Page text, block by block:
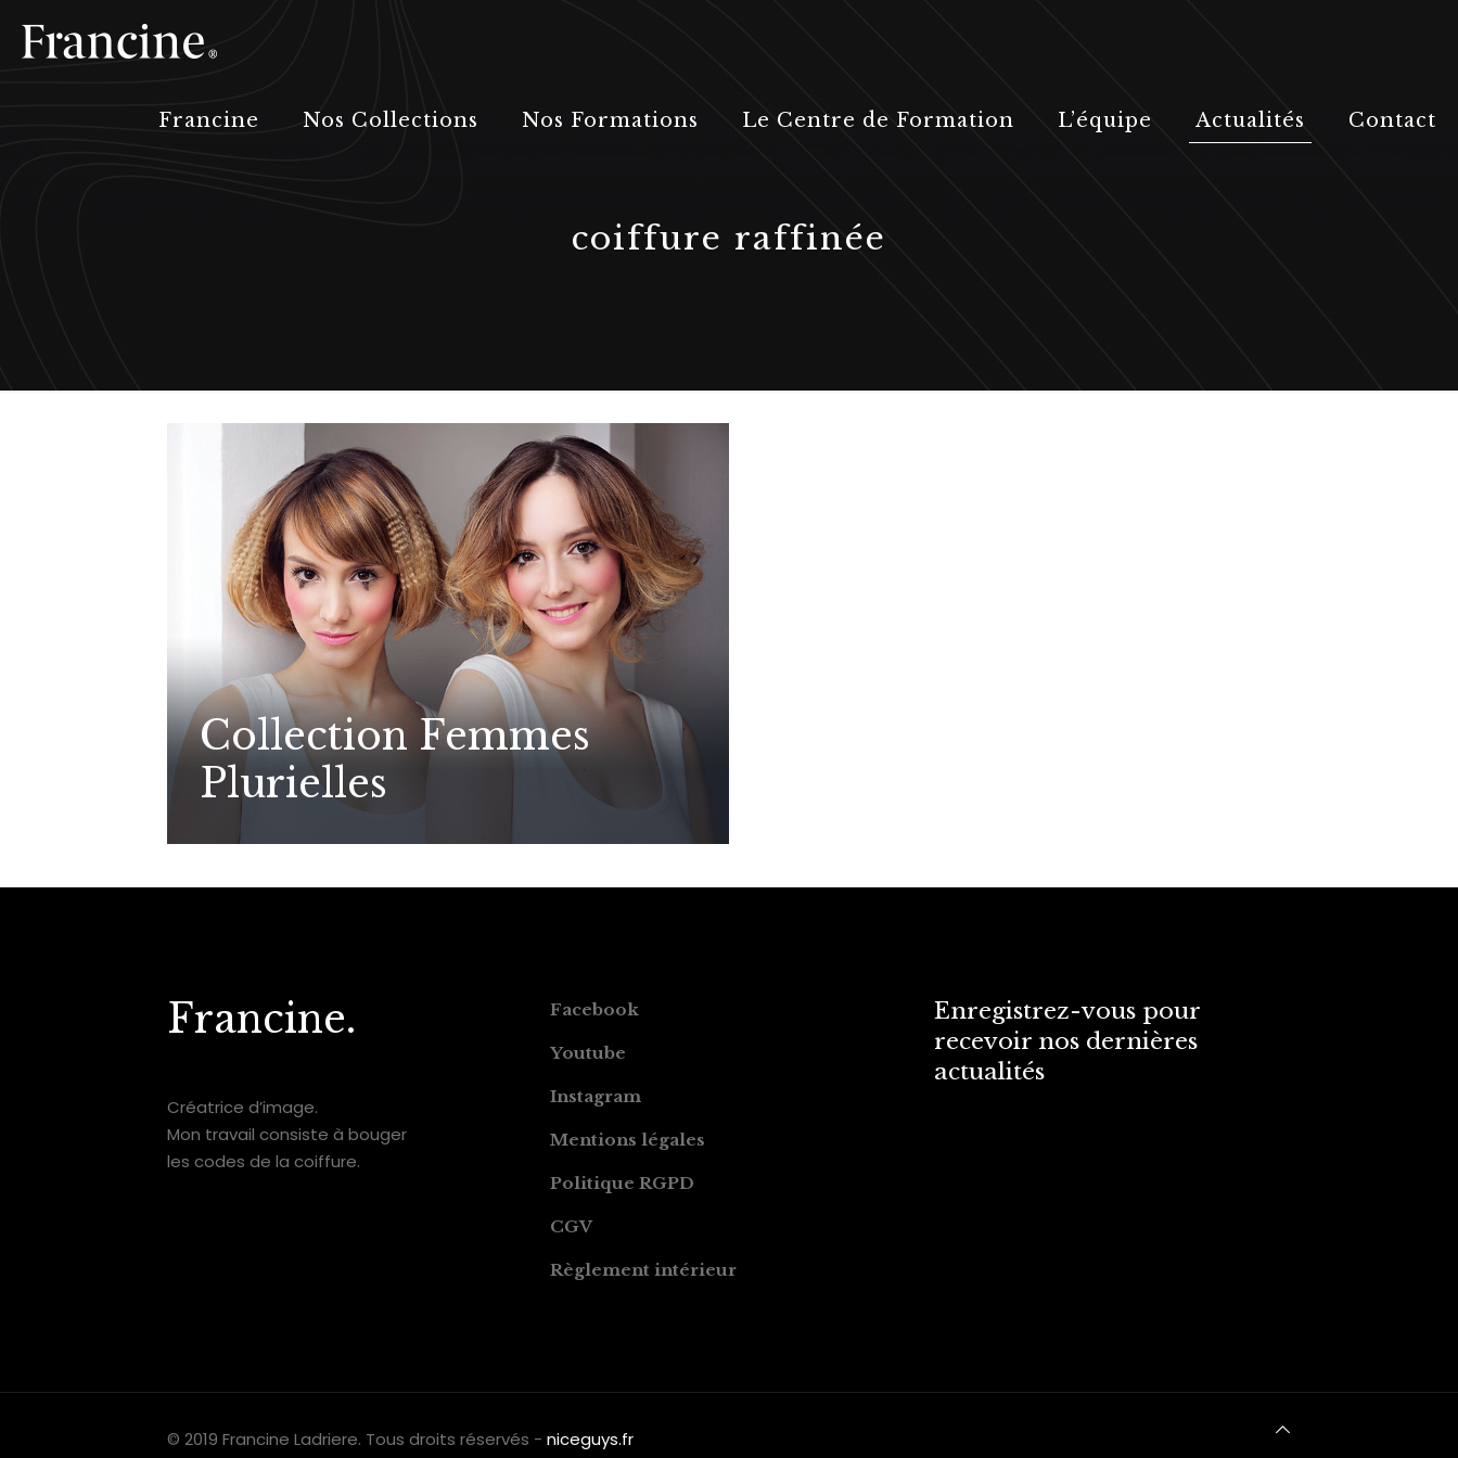
Francine Nos Collections Nos Formations Le Centre de Formation L’équipe Actualités Contact
coiffure raffinée
Collection Femmes
Plurielles
Francine.
Créatrice d’image.
Mon travail consiste à bouger
les codes de la coiffure.
Facebook
Youtube
Instagram
Mentions légales
Politique RGPD
CGV
Règlement intérieur
Enregistrez-vous pour
recevoir nos dernières
actualités
© 2019 Francine Ladriere. Tous droits réservés - niceguys.fr